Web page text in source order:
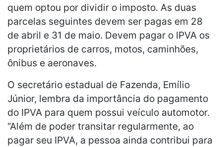
quem optou por dividir o imposto. As duas
parcelas seguintes devem ser pagas em 28
de abril e 31 de maio. Devem pagar o IPVA os
proprietários de carros, motos, caminhões,
ônibus e aeronaves.
O secretário estadual de Fazenda, Emílio
Júnior, lembra da importância do pagamento
do IPVA para quem possui veículo automotor.
“Além de poder transitar regularmente, ao
pagar seu IPVA, a pessoa ainda contribui para